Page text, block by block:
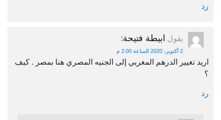
رد
يقول ابيطة فتيحة:
2 أكتوبر، 2020 الساعة 2:00 م
اريد تغيير الدرهم المغربي إلى الجنيه المصري هنا بمصر . كيف
؟
رد